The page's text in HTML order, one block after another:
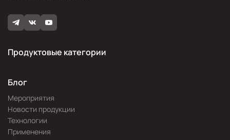
Продуктовые категории
Блог
Мероприятия
Новости продукции
Технологии
Применения